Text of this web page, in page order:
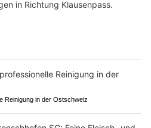
in Richtung Klausenpass.
Reinigung in der Ostschweiz